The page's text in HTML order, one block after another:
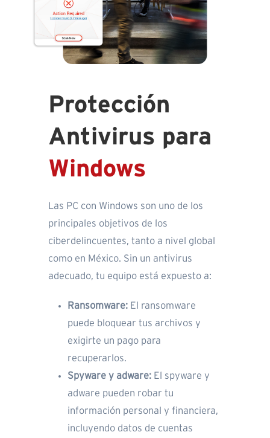
Protección
Antivirus para
Windows
Las PC con Windows son uno de los
principales objetivos de los
ciberdelincuentes, tanto a nivel global
como en México. Sin un antivirus
adecuado, tu equipo está expuesto a:
Ransomware: El ransomware
puede bloquear tus archivos y
exigirte un pago para
recuperarlos.
Spyware y adware: El spyware y
adware pueden robar tu
información personal y financiera,
incluyendo datos de cuentas